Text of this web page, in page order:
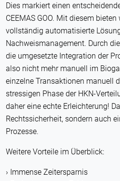
Dies markiert einen
CEEMAS GOO. Mit diesem
vollständig automatisierte
Nachweismanagement. Durch
die umgesetzte Integration der
also nicht mehr manuell im
einzelne Transaktionen manuell
stressigen Phase der HKN-
daher eine echte Erleichterung!
Rechtssicherheit, sondern auch
Prozesse.
Weitere Vorteile im Überblick:
Immense Zeitersparnis